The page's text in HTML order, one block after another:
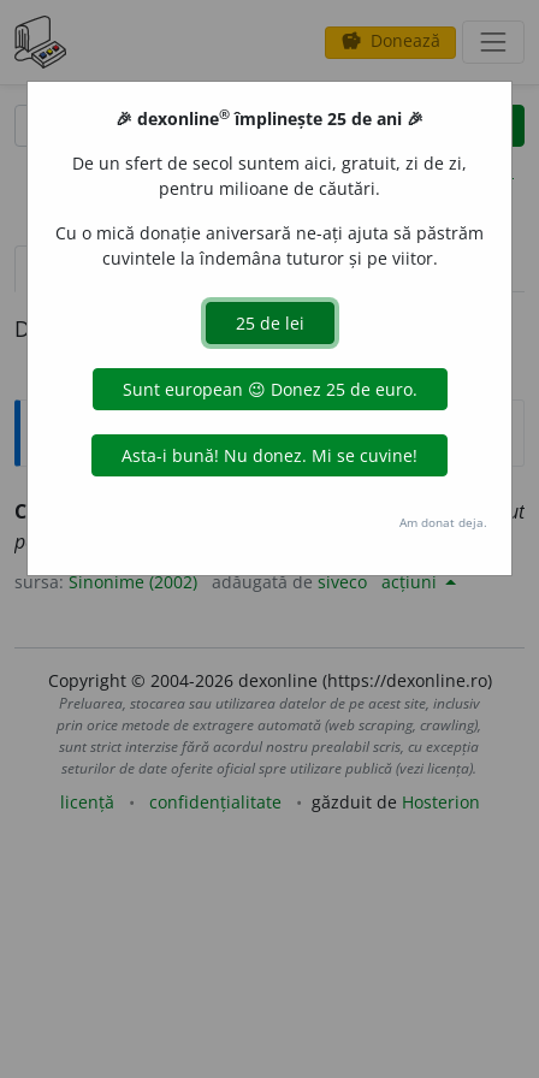
savings Donează
clear
opțiuni
definiții (1)
Definiția cu ID-ul 176959:
Sinonime
CHIRP
(Din ~ se construiau în trecut
pereții unor case țărănești.)
sursa:Sinonime (2002) adăugată desiveco acțiuni
Copyright © 2004-2026 dexonline (https://dexonline.ro)
Preluarea, stocarea sau utilizarea datelor de pe acest site, inclusiv
prin orice metode de extragere automată (web scraping, crawling),
sunt strict interzise fără acordul nostru prealabil scris, cu excepția
seturilor de date oferite oficial spre utilizare publică (vezi licența).
licență confidențialitate găzduit de Hosterion
🎉 dexonline® împlinește 25 de ani 🎉
De un sfert de secol suntem aici, gratuit, zi de zi,
pentru milioane de căutări.
Cu o mică donație aniversară ne-ați ajuta să păstrăm
cuvintele la îndemâna tuturor și pe viitor.
Am donat deja.